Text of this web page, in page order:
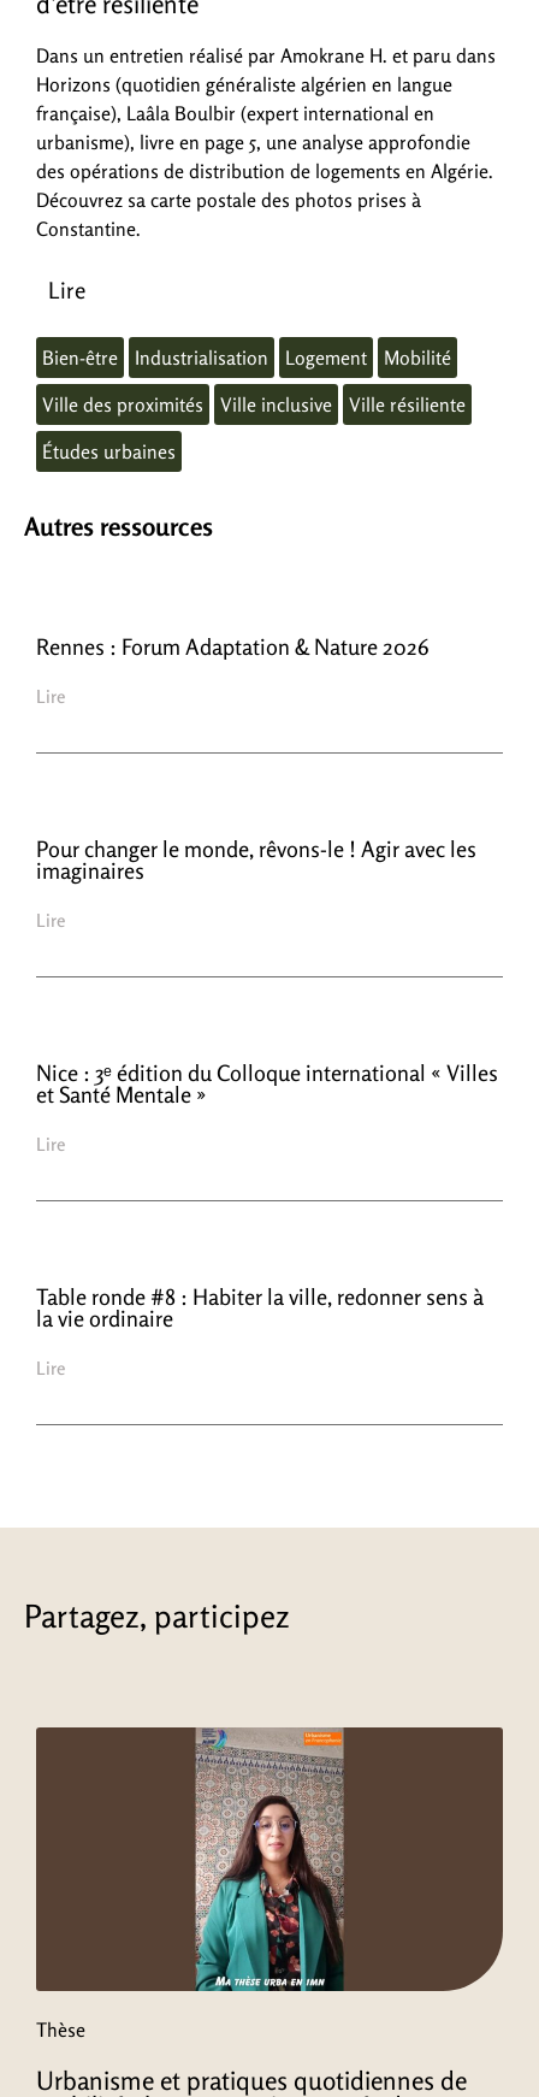
Dans un entretien réalisé par Amokrane H. et paru dans
Horizons (quotidien généraliste algérien en langue
française), Laâla Boulbir (expert international en
urbanisme), livre en page 5, une analyse approfondie
des opérations de distribution de logements en Algérie.
Découvrez sa carte postale des photos prises à
Constantine.
Lire
Bien-être Industrialisation Logement
Mobilité
Ville des proximités
Ville inclusive
Ville résiliente
Études urbaines
Autres ressources
Rennes : Forum Adaptation & Nature 2026
Lire
Pour changer le monde, rêvons-le ! Agir avec les
imaginaires
Lire
Nice : 3ᵉ édition du Colloque international « Villes
et Santé Mentale »
Lire
Table ronde #8 : Habiter la ville, redonner sens à
la vie ordinaire
Lire
Partagez, participez
Thèse
Urbanisme et pratiques quotidiennes de